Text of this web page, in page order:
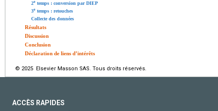
2e temps : conversion par DIEP
3e temps : retouches
Collecte des données
Résultats
Discussion
Conclusion
Déclaration de liens d’intérêts
© 2025 Elsevier Masson SAS. Tous droits réservés.
ACCÈS RAPIDES